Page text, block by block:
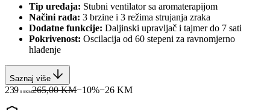
Tip uređaja: Stubni ventilator sa aromaterapijom
Načini rada: 3 brzine i 3 režima strujanja zraka
Dodatne funkcije: Daljinski upravljač i tajmer do 7 sati
Pokrivenost: Oscilacija od 60 stepeni za ravnomjerno
hlađenje
Saznaj više
239 00KM265,00 KM−10%−26 KM